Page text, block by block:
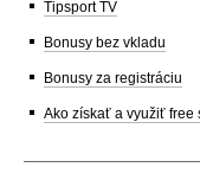
Tipsport TV
Bonusy bez vkladu
Bonusy za registráciu
Ako získať a využiť free